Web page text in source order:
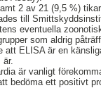
2 av 21 (9,5 %)
till
eventuella
som aldrig
att ELISA är en
är vanligt
bedöma ett positivt